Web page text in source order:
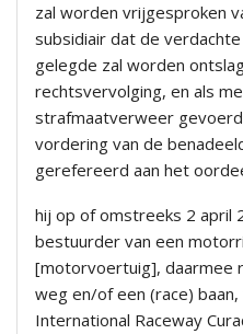
zal worden vrijgesproken
subsidiair dat de
gelegde zal worden
rechtsvervolging, en als
strafmaatverweer
vordering van de
gerefereerd aan het
hij op of omstreeks 2 april
bestuurder van een
[motorvoertuig], daarmee
weg en/of een (race)
International Raceway